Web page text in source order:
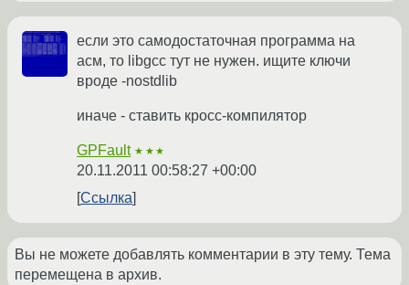
если это самодостаточная программа на
асм, то libgcc тут не нужен. ищите ключи
вроде -nostdlib
иначе - ставить кросс-компилятор
GPFault ★★★
20.11.2011 00:58:27 +00:00
Ссылка
Вы не можете добавлять комментарии в эту тему. Тема
перемещена в архив.